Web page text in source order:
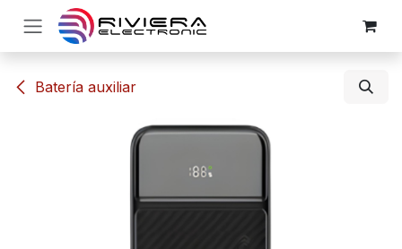
Ir al contenido
​Batería auxiliar